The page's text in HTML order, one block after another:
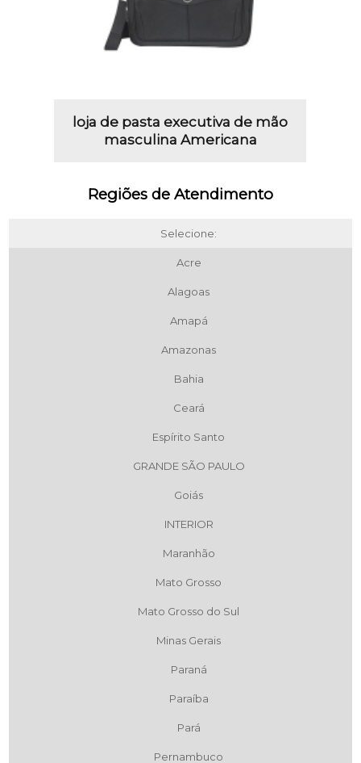
loja de pasta executiva de mão
masculina Americana
Regiões de Atendimento
Selecione:
Acre
Alagoas
Amapá
Amazonas
Bahia
Ceará
Espírito Santo
GRANDE SÃO PAULO
Goiás
INTERIOR
Maranhão
Mato Grosso
Mato Grosso do Sul
Minas Gerais
Paraná
Paraíba
Pará
Pernambuco